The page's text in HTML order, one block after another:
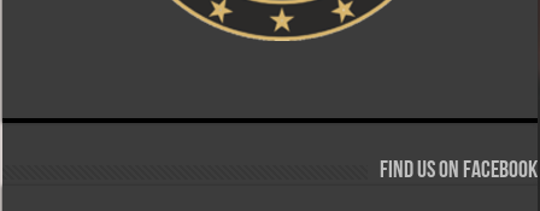
Find us on Facebook